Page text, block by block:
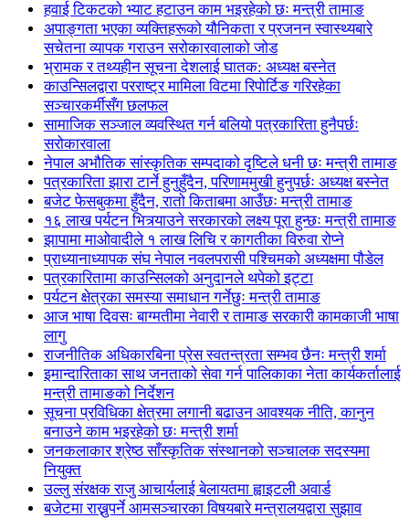
हवाई टिकटको भ्याट हटाउन काम भइरहेको छः मन्त्री तामाङ
अपाङ्गता भएका व्यक्तिहरूको यौनिकता र प्रजनन स्वास्थ्यबारे
सचेतना व्यापक गराउन सरोकारवालाको जोड
भ्रामक र तथ्यहीन सूचना देशलाई घातक: अध्यक्ष बस्नेत
काउन्सिलद्वारा परराष्ट्र मामिला विटमा रिपोर्टिङ गरिरहेका
सञ्चारकर्मीसँग छलफल
सामाजिक सञ्जाल व्यवस्थित गर्न बलियो पत्रकारिता हुनैपर्छः
सरोकारवाला
नेपाल अभौतिक सांस्कृतिक सम्पदाको दृष्टिले धनी छः मन्त्री तामाङ
पत्रकारिता झारा टार्ने हुनुहुँदैन, परिणाममुखी हुनुपर्छः अध्यक्ष बस्नेत
बजेट फेसबुकमा हुँदैन, रातो किताबमा आउँछः मन्त्री तामाङ
१६ लाख पर्यटन भित्र्याउने सरकारको लक्ष्य पूरा हुन्छः मन्त्री तामाङ
झापामा माओवादीले १ लाख लिचि र कागतीका विरुवा रोप्ने
प्राध्यानाध्यापक संघ नेपाल नवलपरासी पश्चिमको अध्यक्षमा पौडेल
पत्रकारितामा काउन्सिलको अनुदानले थपेको इट्टा
पर्यटन क्षेत्रका समस्या समाधान गर्नेछुः मन्त्री तामाङ
आज भाषा दिवसः बाग्मतीमा नेवारी र तामाङ सरकारी कामकाजी भाषा
लागु
राजनीतिक अधिकारबिना प्रेस स्वतन्त्रता सम्भव छैनः मन्त्री शर्मा
इमान्दारिताका साथ जनताकाे सेवा गर्न पालिकाका नेता कार्यकर्तालाई
मन्त्री तामाङको निर्देशन
सूचना प्रविधिका क्षेत्रमा लगानी बढाउन आवश्यक नीति, कानुन
बनाउने काम भइरहेको छः मन्त्री शर्मा
जनकलाकार श्रेष्ठ साँस्कृतिक संस्थानको सञ्चालक सदस्यमा
नियुक्त
उल्लु संरक्षक राजु आचार्यलाई बेलायतमा ह्वाइटली अवार्ड
बजेटमा राख्नुपर्ने आमसञ्चारका विषयबारे मन्त्रालयद्वारा सुझाव